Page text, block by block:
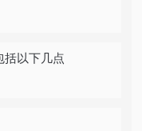
括以下几点